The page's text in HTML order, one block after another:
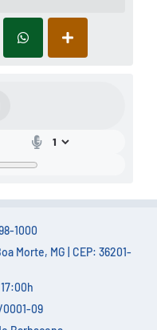
1000
Morte, MG | CEP: 36201-
0001-09